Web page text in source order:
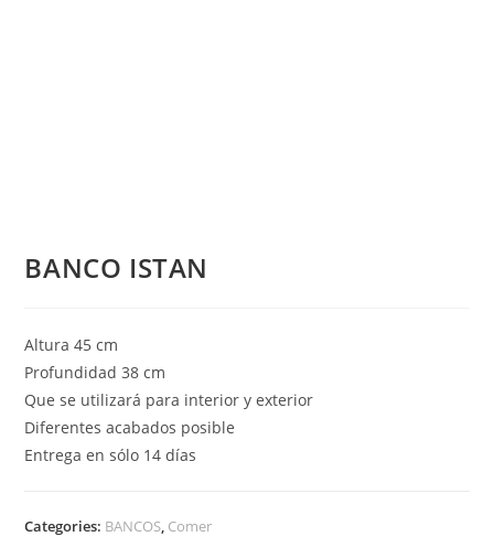
BANCO ISTAN
Altura 45 cm
Profundidad 38 cm
Que se utilizará para interior y exterior
Diferentes acabados posible
Entrega en sólo 14 días
Categories: BANCOS, Comer